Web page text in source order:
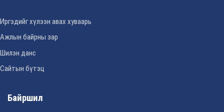
Иргэдийг хүлээн авах хуваарь
Ажлын байрны зар
Шилэн данс
Сайтын бүтэц
Байршил